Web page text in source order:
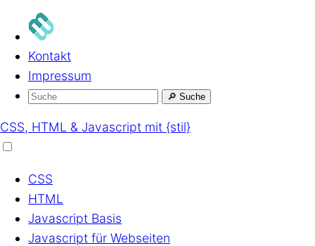
Kontakt
Impressum
🔎 Suche
CSS, HTML & Javascript mit {stil}
CSS
HTML
Javascript Basis
Javascript für Webseiten